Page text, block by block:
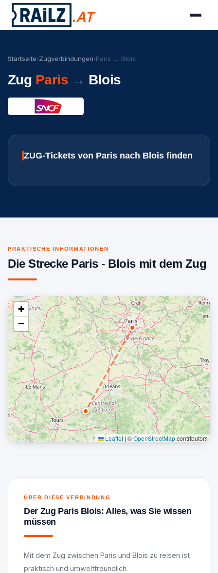
.AT
Startseite›Zugverbindungen›Paris → Blois
Zug Paris → Blois
ZUG-Tickets von Paris nach Blois finden
PRAKTISCHE INFORMATIONEN
Die Strecke Paris - Blois mit dem Zug
+
−
Leaflet | ©OpenStreetMapcontributors
ÜBER DIESE VERBINDUNG
Der Zug Paris Blois: Alles, was Sie wissen
müssen
Mit dem Zug zwischen Paris und Blois zu reisen ist
praktisch und umweltfreundlich.